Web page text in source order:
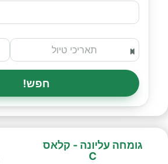
חפש!
גומחה עליונה - קלאס
C